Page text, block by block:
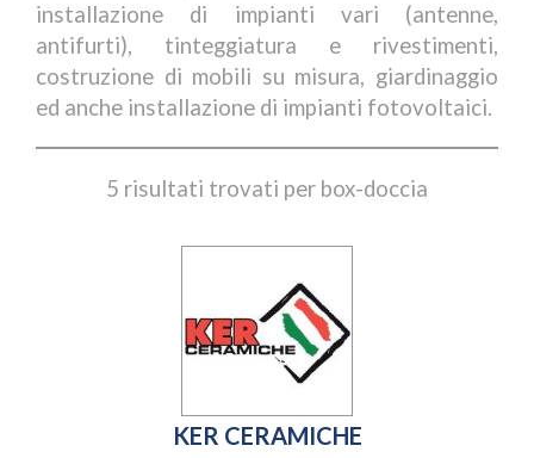
installazione di impianti vari (antenne,
antifurti), tinteggiatura e rivestimenti,
costruzione di mobili su misura, giardinaggio
ed anche installazione di impianti fotovoltaici.
5 risultati trovati per box-doccia
KER CERAMICHE